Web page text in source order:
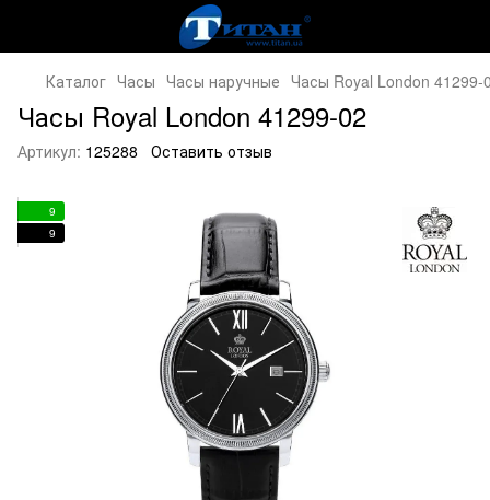
Каталог Часы Часы наручные Часы Royal London 41299-
Часы Royal London 41299-02
Артикул: 125288 Оставить отзыв
9
9